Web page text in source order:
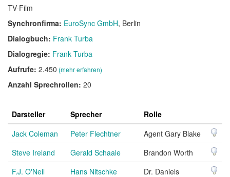
TV-Film
Synchronfirma: EuroSync GmbH, Berlin
Dialogbuch: Frank Turba
Dialogregie: Frank Turba
Aufrufe: 2.450 (mehr erfahren)
Anzahl Sprechrollen: 20
Darsteller Sprecher
Rolle
Jack Coleman
Peter Flechtner
Agent Gary Blake
Steve Ireland
Gerald Schaale
Brandon Worth
F.J. O'Neil
Hans Nitschke
Dr. Daniels